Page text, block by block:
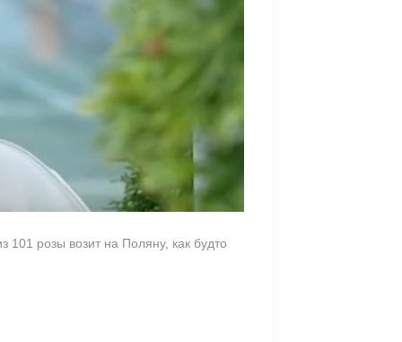
розы возит на Поляну, как будто